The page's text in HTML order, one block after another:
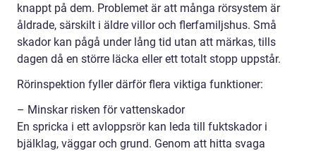
knappt på dem. Problemet är att många rörsystem är
åldrade, särskilt i äldre villor och flerfamiljshus. Små
skador kan pågå under lång tid utan att märkas, tills
dagen då en större läcka eller ett totalt stopp uppstår.
Rörinspektion fyller därför flera viktiga funktioner:
– Minskar risken för vattenskador
En spricka i ett avloppsrör kan leda till fuktskador i
bjälklag, väggar och grund. Genom att hitta svaga